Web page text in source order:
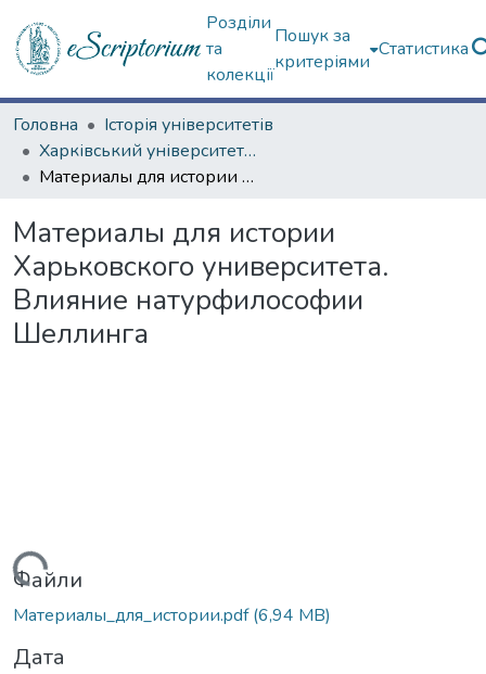
Розділи
та
колекції
Пошук за
критеріями
Статистика
Головна
Історія університетів
Харківський університет (до 217-річчя)
Материалы для истории Харьковского университета. Влияние натурфилософии Шеллинга
Материалы для истории
Харьковского университета.
Влияние натурфилософии
Шеллинга
Вантажиться...
Файли
Материалы_для_истории.pdf(6,94 MB)
Дата